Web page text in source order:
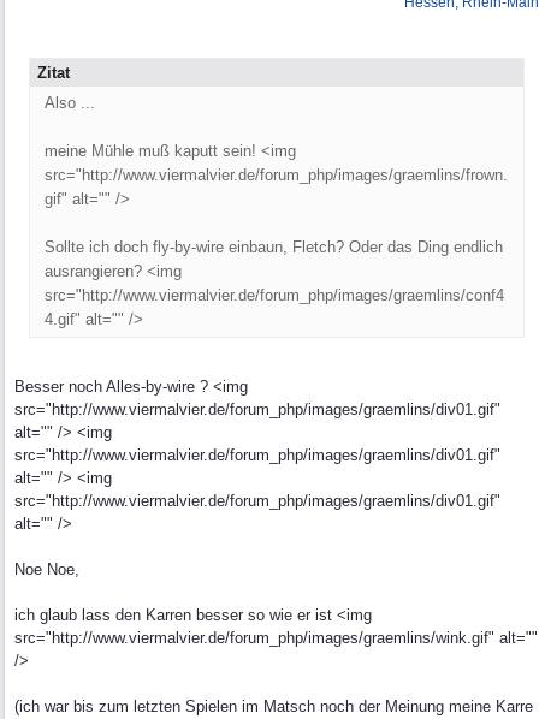
Zitat
Also ...
meine Mühle muß kaputt sein! <img
src="http://www.viermalvier.de/forum_php/images/graemlins/frown.
gif" alt="" />
Sollte ich doch fly-by-wire einbaun, Fletch? Oder das Ding endlich
ausrangieren? <img
src="http://www.viermalvier.de/forum_php/images/graemlins/conf4
4.gif" alt="" />
Besser noch Alles-by-wire ? <img
src="http://www.viermalvier.de/forum_php/images/graemlins/div01.gif"
alt="" /> <img
src="http://www.viermalvier.de/forum_php/images/graemlins/div01.gif"
alt="" /> <img
src="http://www.viermalvier.de/forum_php/images/graemlins/div01.gif"
alt="" />
Noe Noe,
ich glaub lass den Karren besser so wie er ist <img
src="http://www.viermalvier.de/forum_php/images/graemlins/wink.gif" alt=""
/>
(ich war bis zum letzten Spielen im Matsch noch der Meinung meine Karre